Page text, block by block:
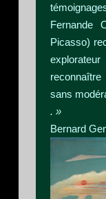
Fernande
Picasso)
sans
. »
Bernard